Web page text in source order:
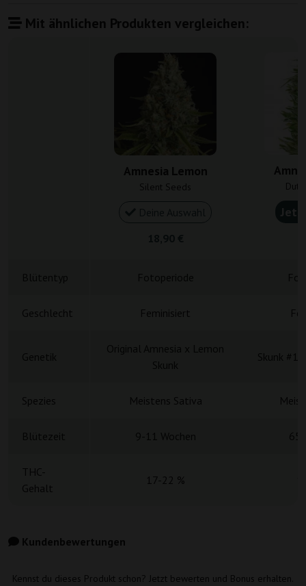
Mit ähnlichen Produkten vergleichen:
Amnesia Lemon
Silent Seeds
Geschlecht Feminisiert
Spezies Meistens Sativa
THC-
Gehalt
17-22 %
Kundenbewertungen
Kennst du dieses Produkt schon? Jetzt bewerten und Bonus erhalten.